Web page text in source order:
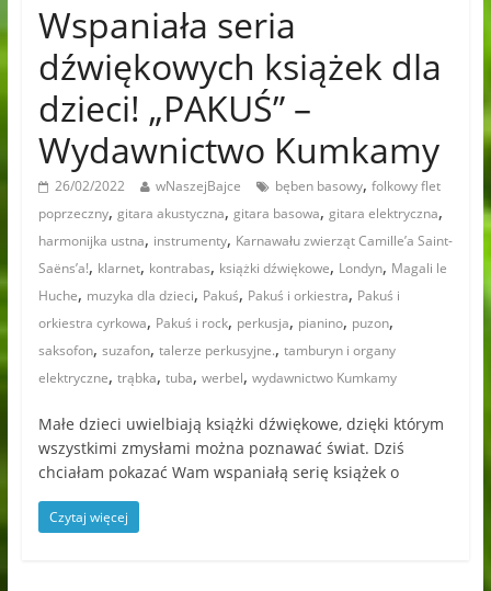
Wspaniała seria
dźwiękowych książek dla
dzieci! „PAKUŚ” –
Wydawnictwo Kumkamy
26/02/2022 wNaszejBajce bęben basowy, folkowy flet
poprzeczny, gitara akustyczna, gitara basowa, gitara elektryczna,
harmonijka ustna, instrumenty, Karnawału zwierząt Camille’a Saint-
Saëns’a!, klarnet, kontrabas, książki dźwiękowe, Londyn, Magali le
Huche, muzyka dla dzieci, Pakuś, Pakuś i orkiestra, Pakuś i
orkiestra cyrkowa, Pakuś i rock, perkusja, pianino, puzon,
saksofon, suzafon, talerze perkusyjne., tamburyn i organy
elektryczne, trąbka, tuba, werbel, wydawnictwo Kumkamy
Małe dzieci uwielbiają książki dźwiękowe, dzięki którym
wszystkimi zmysłami można poznawać świat. Dziś
chciałam pokazać Wam wspaniałą serię książek o
Czytaj więcej